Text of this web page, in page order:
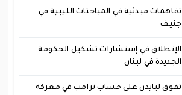
تفاهمات مبدئية في المباحثات الليبية في
جنيف
الإنطلاق في إستشارات تشكيل الحكومة
الجديدة في لبنان
تفوق لبايدن على حساب ترامب في معركة